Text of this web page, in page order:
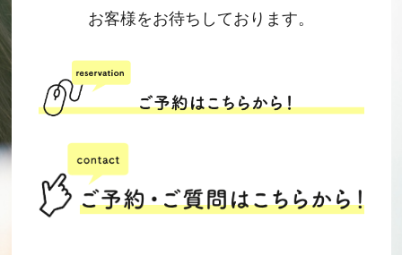
お客様をお待ちしております。